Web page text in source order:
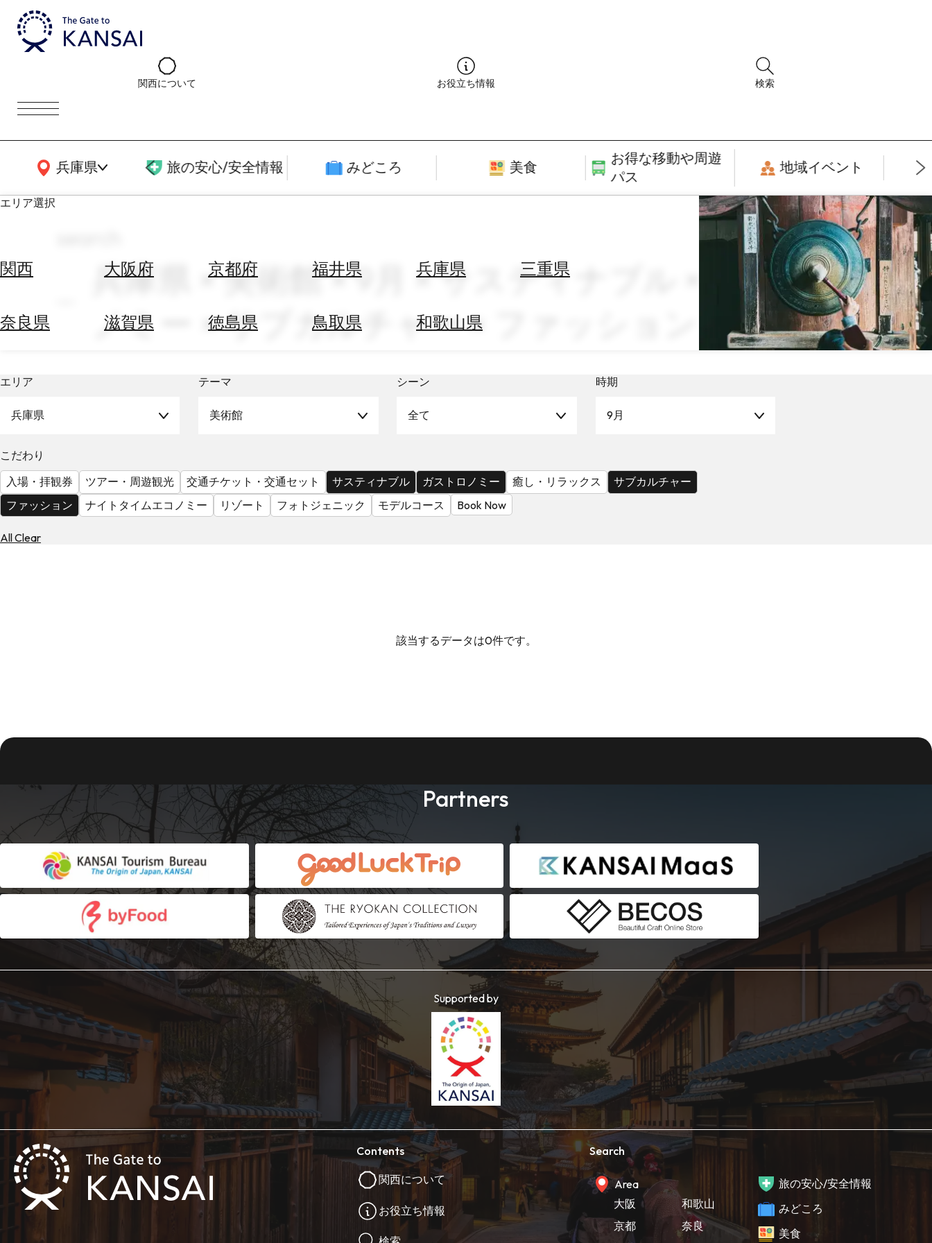
関西について お役立ち情報 検索
兵庫県
関西広域MAP 旅の安心/安全情報 みどころ 美食
お得な移動や周遊
パス
地域イベント
エリア選択
関西 大阪府 京都府 福井県 兵庫県 三重県
奈良県 滋賀県 徳島県 鳥取県 和歌山県
べ
る
天
気
を
見
兵庫県 × 美術館 × 9月 × サスティナブル × ガストロ
ノミー × サブカルチャー × ファッション
エリア
兵庫県
テーマ
美術館
シーン
全て
時期
9月
こだわり
入場・拝観券
ツアー・周遊観光 交通チケット・交通セット サスティナブル ガストロノミー 癒し・リラックス
サブカルチャー
ファッション
ナイトタイムエコノミー リゾート フォトジェニック モデルコース Book Now
All Clear
該当するデータは0件です。
Partners
Supported by
Contents
関西について
お役立ち情報
Search
Area
大阪
京都
和歌山
奈良
旅の安心/安全情報
みどころ
美食